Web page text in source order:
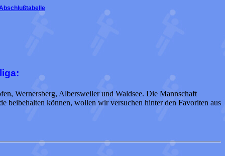
Wernersberg, Albersweiler und Waldsee. Die Mannschaft
beibehalten können, wollen wir versuchen hinter den Favoriten aus